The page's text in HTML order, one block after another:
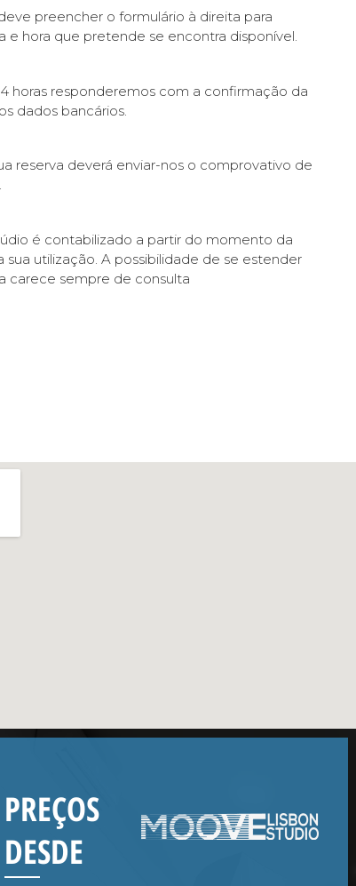
preencher o formulário à direita para
e hora que pretende se encontra disponível.
horas responderemos com a confirmação da
dados bancários.
reserva deverá enviar-nos o comprovativo de
é contabilizado a partir do momento da
sua utilização. A possibilidade de se estender
carece sempre de consulta
PREÇOS
DESDE